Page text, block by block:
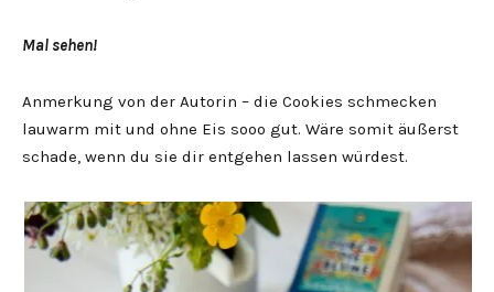
Mal sehen!
Anmerkung von der Autorin – die Cookies schmecken
lauwarm mit und ohne Eis sooo gut. Wäre somit äußerst
schade, wenn du sie dir entgehen lassen würdest.